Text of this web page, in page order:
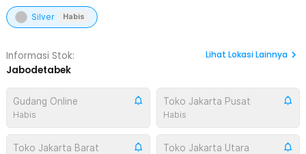
Silver Habis
Informasi Stok:
Jabodetabek
Lihat Lokasi Lainnya
Gudang Online
Habis
Toko Jakarta Pusat
Habis
Toko Jakarta Barat Toko Jakarta Utara